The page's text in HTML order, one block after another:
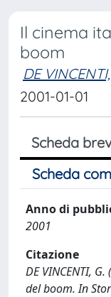
Il cinema
boom
DE
2001-01-01
Scheda
Scheda
Anno di
2001
Citazione
DE VINCENTI,
del boom. In